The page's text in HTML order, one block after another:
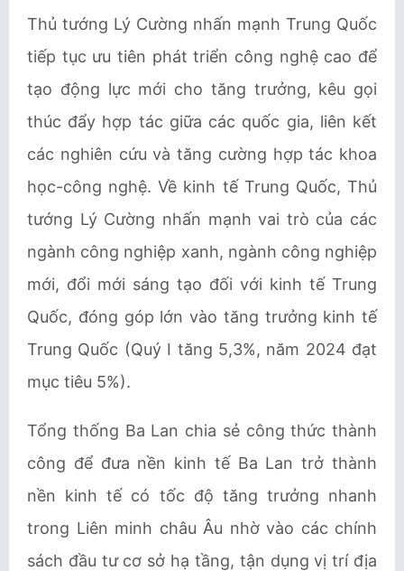
Thủ tướng Lý Cường nhấn mạnh Trung Quốc
tiếp tục ưu tiên phát triển công nghệ cao để
tạo động lực mới cho tăng trưởng, kêu gọi
thúc đẩy hợp tác giữa các quốc gia, liên kết
các nghiên cứu và tăng cường hợp tác khoa
học-công nghệ. Về kinh tế Trung Quốc, Thủ
tướng Lý Cường nhấn mạnh vai trò của các
ngành công nghiệp xanh, ngành công nghiệp
mới, đổi mới sáng tạo đối với kinh tế Trung
Quốc, đóng góp lớn vào tăng trưởng kinh tế
Trung Quốc (Quý I tăng 5,3%, năm 2024 đạt
mục tiêu 5%).
Tổng thống Ba Lan chia sẻ công thức thành
công để đưa nền kinh tế Ba Lan trở thành
nền kinh tế có tốc độ tăng trưởng nhanh
trong Liên minh châu Âu nhờ vào các chính
sách đầu tư cơ sở hạ tầng, tận dụng vị trí địa